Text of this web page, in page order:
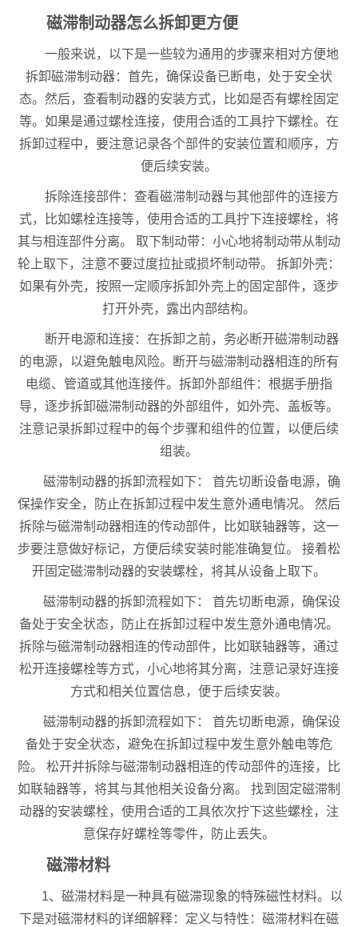
磁滞制动器怎么拆卸更方便
一般来说，以下是一些较为通用的步骤来相对方便地
拆卸磁滞制动器：首先，确保设备已断电，处于安全状
态。然后，查看制动器的安装方式，比如是否有螺栓固定
等。如果是通过螺栓连接，使用合适的工具拧下螺栓。在
拆卸过程中，要注意记录各个部件的安装位置和顺序，方
便后续安装。
拆除连接部件：查看磁滞制动器与其他部件的连接方
式，比如螺栓连接等，使用合适的工具拧下连接螺栓，将
其与相连部件分离。 取下制动带：小心地将制动带从制动
轮上取下，注意不要过度拉扯或损坏制动带。 拆卸外壳：
如果有外壳，按照一定顺序拆卸外壳上的固定部件，逐步
打开外壳，露出内部结构。
断开电源和连接：在拆卸之前，务必断开磁滞制动器
的电源，以避免触电风险。断开与磁滞制动器相连的所有
电缆、管道或其他连接件。拆卸外部组件：根据手册指
导，逐步拆卸磁滞制动器的外部组件，如外壳、盖板等。
注意记录拆卸过程中的每个步骤和组件的位置，以便后续
组装。
磁滞制动器的拆卸流程如下： 首先切断设备电源，确
保操作安全，防止在拆卸过程中发生意外通电情况。 然后
拆除与磁滞制动器相连的传动部件，比如联轴器等，这一
步要注意做好标记，方便后续安装时能准确复位。 接着松
开固定磁滞制动器的安装螺栓，将其从设备上取下。
磁滞制动器的拆卸流程如下： 首先切断电源，确保设
备处于安全状态，防止在拆卸过程中发生意外通电情况。
拆除与磁滞制动器相连的传动部件，比如联轴器等，通过
松开连接螺栓等方式，小心地将其分离，注意记录好连接
方式和相关位置信息，便于后续安装。
磁滞制动器的拆卸流程如下： 首先切断电源，确保设
备处于安全状态，避免在拆卸过程中发生意外触电等危
险。 松开并拆除与磁滞制动器相连的传动部件的连接，比
如联轴器等，将其与其他相关设备分离。 找到固定磁滞制
动器的安装螺栓，使用合适的工具依次拧下这些螺栓，注
意保存好螺栓等零件，防止丢失。
磁滞材料
1、磁滞材料是一种具有磁滞现象的特殊磁性材料。以
下是对磁滞材料的详细解释：定义与特性：磁滞材料在磁